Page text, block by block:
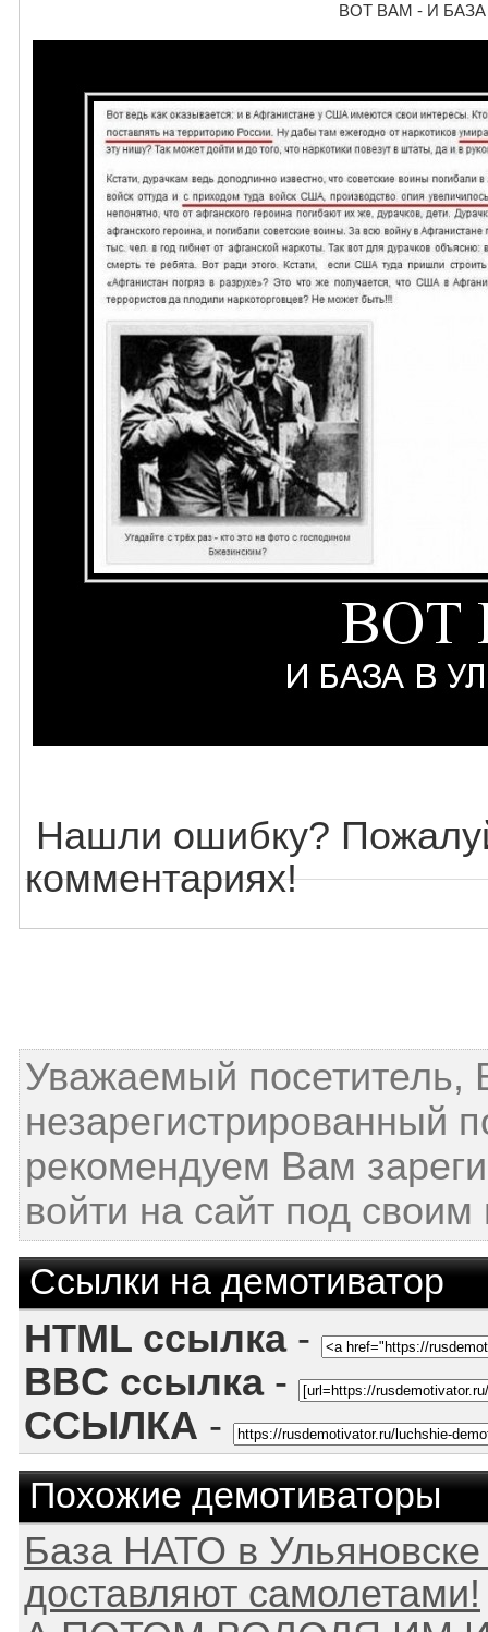
ВОТ ВАМ - И
Нашли ошибку?
комментариях!
Уважаемый посетитель,
незарегистрированный
рекомендуем Вам
войти на сайт под
Ссылки на демотиватор
HTML ссылка-
BBC ссылка-
ССЫЛКА -
Похожие демотиваторы
База НАТО в
доставляют самолетами!